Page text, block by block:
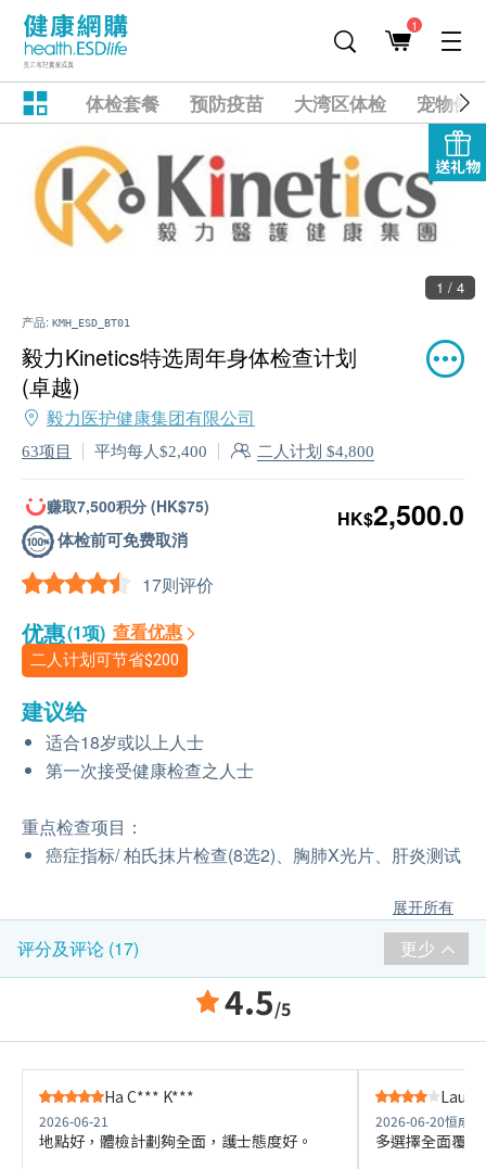
1
体检套餐 预防疫苗 大湾区体检 宠物健
送礼物
1 / 4
产品: KMH_ESD_BT01
毅力Kinetics特选周年身体检查计划
(卓越)
毅力医护健康集团有限公司
63项目 平均每人$2,400 二人计划 $4,800
赚取7,500积分 (HK$75)
体检前可免费取消
17则评价
HK$2,500.0
优惠(1项) 查看优惠
二人计划可节省$200
建议给
适合18岁或以上人士
第一次接受健康检查之人士
重点检查项目：
癌症指标/ 柏氏抹片检查(8选2)、胸肺X光片、肝炎测试
展开所有
评分及评论 (17) 更少
4.5/5
Ha C*** K***
2026-06-21
地點好，體檢計劃夠全面，護士態度好。
Lau
2026-06-20恒成
多選擇全面覆